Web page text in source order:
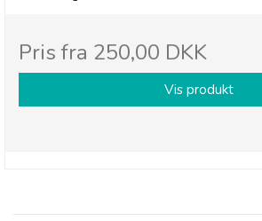
Pris fra 250,00 DKK
Vis produkt